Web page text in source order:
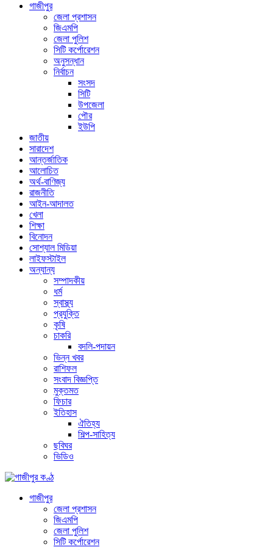
গাজীপুর
জেলা প্রশাসন
জিএমপি
জেলা পুলিশ
সিটি কর্পোরেশন
অনুসন্ধান
নির্বাচন
সংসদ
সিটি
উপজেলা
পৌর
ইউপি
জাতীয়
সারাদেশ
আন্তর্জাতিক
আলোচিত
অর্থ-বাণিজ্য
রাজনীতি
আইন-আদালত
খেলা
শিক্ষা
বিনোদন
সোশ্যাল মিডিয়া
লাইফস্টাইল
অন্যান্য
সম্পাদকীয়
ধর্ম
স্বাস্থ্য
প্রযুক্তি
কৃষি
চাকরি
বদলি-পদায়ন
ভিন্ন খবর
রাশিফল
সংবাদ বিজ্ঞপ্তি
মুক্তমত
ফিচার
ইতিহাস
ঐতিহ্য
শিল্প-সাহিত্য
ছবিঘর
ভিডিও
গাজীপুর
জেলা প্রশাসন
জিএমপি
জেলা পুলিশ
সিটি কর্পোরেশন